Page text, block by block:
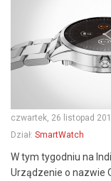
czwartek, 26 listopad
Dział: SmartWatch
W tym tygodniu na
Urządzenie o nazwie